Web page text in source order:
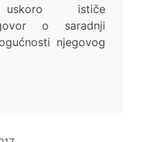
ističe
o saradnji
njegovog